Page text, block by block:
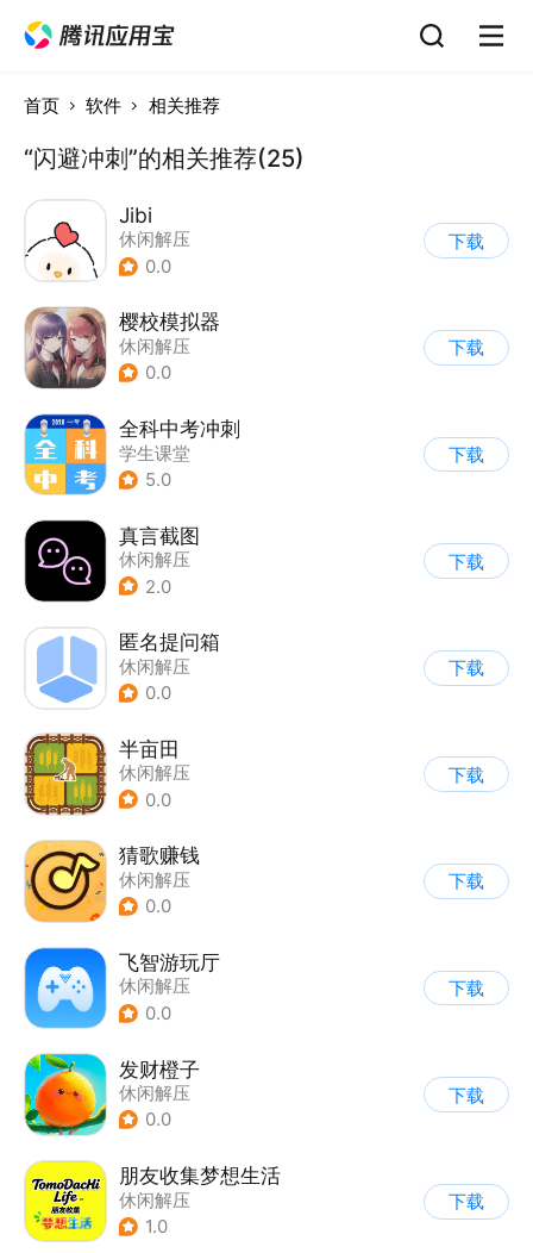
首页 软件 相关推荐
“闪避冲刺”的相关推荐(25)
Jibi
休闲解压
0.0
下载
樱校模拟器
休闲解压
0.0
下载
全科中考冲刺
学生课堂
5.0
下载
真言截图
休闲解压
2.0
下载
匿名提问箱
休闲解压
0.0
下载
半亩田
休闲解压
0.0
下载
猜歌赚钱
休闲解压
0.0
下载
飞智游玩厅
休闲解压
0.0
下载
发财橙子
休闲解压
0.0
下载
朋友收集梦想生活
休闲解压
1.0
下载